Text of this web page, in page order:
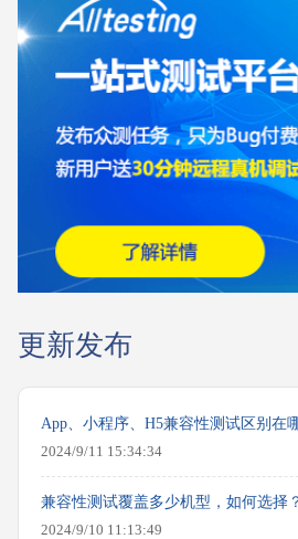
更新发布
App、小程序、H5兼容性测试区别在
2024/9/11 15:34:34
兼容性测试覆盖多少机型，如何选择
2024/9/10 11:13:49